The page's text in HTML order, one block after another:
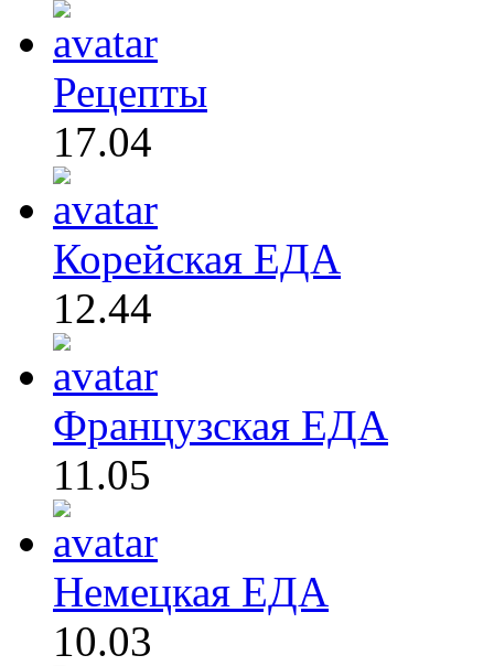
Рецепты
17.04
Корейская ЕДА
12.44
Французская ЕДА
11.05
Немецкая ЕДА
10.03